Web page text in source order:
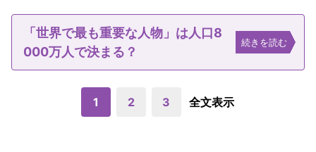
「世界で最も重要な人物」は人口8
000万人で決まる？
続きを読む
1 2 3 全文表示